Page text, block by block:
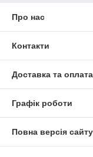
Про нас
Контакти
Доставка та оплата
Графік роботи
Повна версія сайту